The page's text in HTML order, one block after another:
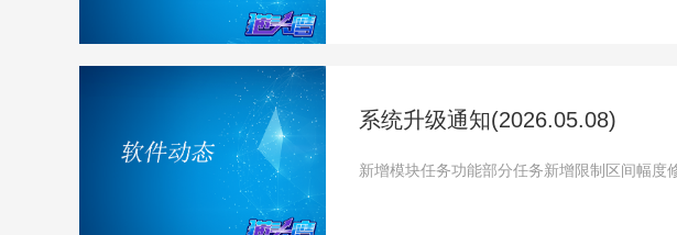
系统升级通知(2026.05.08)
新增模块任务功能部分任务新增限制区间幅